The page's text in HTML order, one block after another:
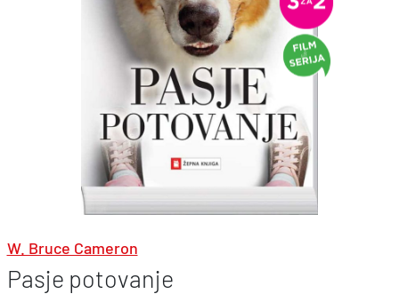
W. Bruce Cameron
Pasje potovanje